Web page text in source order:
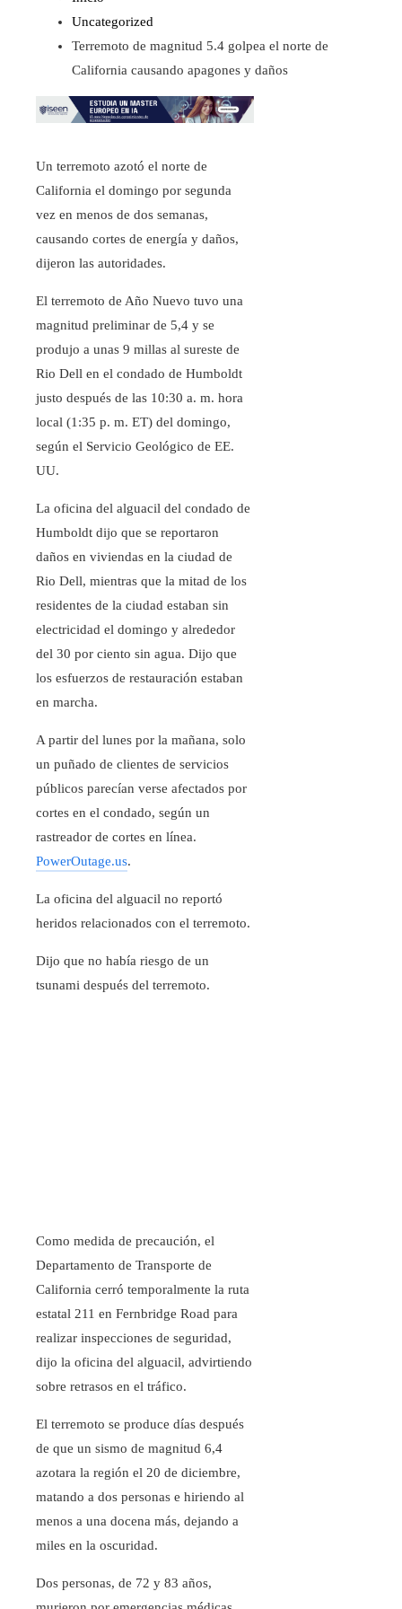
Uncategorized
Terremoto de magnitud 5.4 golpea el norte de
California causando apagones y daños
Un terremoto azotó el norte de
California el domingo por segunda
vez en menos de dos semanas,
causando cortes de energía y daños,
dijeron las autoridades.
El terremoto de Año Nuevo tuvo una
magnitud preliminar de 5,4 y se
produjo a unas 9 millas al sureste de
Rio Dell en el condado de Humboldt
justo después de las 10:30 a. m. hora
local (1:35 p. m. ET) del domingo,
según el Servicio Geológico de EE.
UU.
La oficina del alguacil del condado de
Humboldt dijo que se reportaron
daños en viviendas en la ciudad de
Rio Dell, mientras que la mitad de los
residentes de la ciudad estaban sin
electricidad el domingo y alrededor
del 30 por ciento sin agua. Dijo que
los esfuerzos de restauración estaban
en marcha.
A partir del lunes por la mañana, solo
un puñado de clientes de servicios
públicos parecían verse afectados por
cortes en el condado, según un
rastreador de cortes en línea.
PowerOutage.us.
La oficina del alguacil no reportó
heridos relacionados con el terremoto.
Dijo que no había riesgo de un
tsunami después del terremoto.
Como medida de precaución, el
Departamento de Transporte de
California cerró temporalmente la ruta
estatal 211 en Fernbridge Road para
realizar inspecciones de seguridad,
dijo la oficina del alguacil, advirtiendo
sobre retrasos en el tráfico.
El terremoto se produce días después
de que un sismo de magnitud 6,4
azotara la región el 20 de diciembre,
matando a dos personas e hiriendo al
menos a una docena más, dejando a
miles en la oscuridad.
Dos personas, de 72 y 83 años,